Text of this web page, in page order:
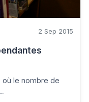
2 Sep 2015
où le nombre de